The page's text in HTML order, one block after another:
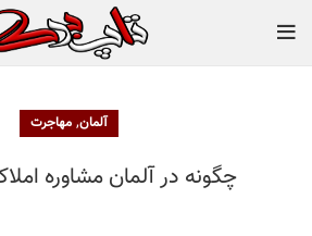
آلمان,مهاجرت
چگونه در آلمان مشاوره